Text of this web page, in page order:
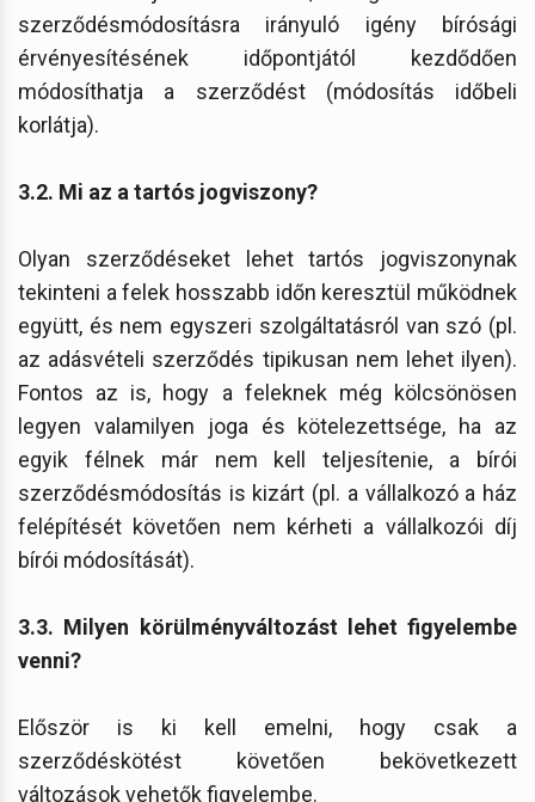
szerződésmódosításra irányuló igény bírósági
érvényesítésének időpontjától kezdődően
módosíthatja a szerződést (módosítás időbeli
korlátja).
3.2. Mi az a tartós jogviszony?
Olyan szerződéseket lehet tartós jogviszonynak
tekinteni a felek hosszabb időn keresztül működnek
együtt, és nem egyszeri szolgáltatásról van szó (pl.
az adásvételi szerződés tipikusan nem lehet ilyen).
Fontos az is, hogy a feleknek még kölcsönösen
legyen valamilyen joga és kötelezettsége, ha az
egyik félnek már nem kell teljesítenie, a bírói
szerződésmódosítás is kizárt (pl. a vállalkozó a ház
felépítését követően nem kérheti a vállalkozói díj
bírói módosítását).
3.3. Milyen körülményváltozást lehet figyelembe
venni?
Először is ki kell emelni, hogy csak a
szerződéskötést követően bekövetkezett
változások vehetők figyelembe.